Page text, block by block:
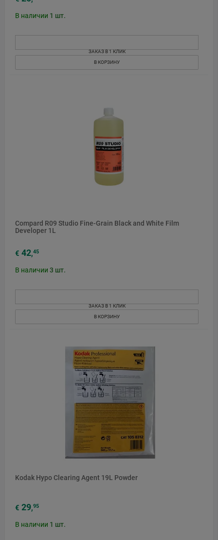
В наличии 1 шт.
ЗАКАЗ В 1 КЛИК
В КОРЗИНУ
Compard R09 Studio Fine-Grain Black and White Film
Developer 1L
€ 42,45
В наличии 3 шт.
ЗАКАЗ В 1 КЛИК
В КОРЗИНУ
Kodak Hypo Clearing Agent 19L Powder
€ 29,95
В наличии 1 шт.